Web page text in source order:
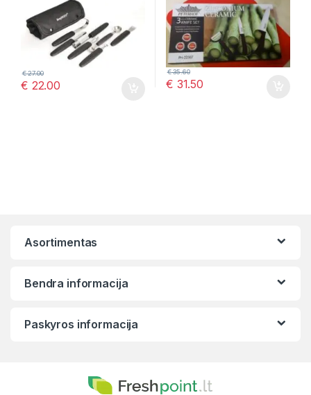
€ 22.00
€27.00
€ 31.50
€35.60
Asortimentas
Bendra informacija
Paskyros informacija